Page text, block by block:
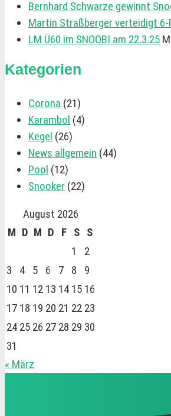
Bernhard Schwarze gewinnt
Martin Straßberger verteidigt
LM Ü60 im SNOOBI am 22.3.25
Kategorien
Corona (21)
Karambol (4)
Kegel (26)
News allgemein (44)
Pool (12)
Snooker (22)
August 2026
M D M D F S S
1
2
3
4 5 6 7 8
9
10 11 12 13 14 15 16
17 18 19 20 21 22 23
24 25 26 27 28 29 30
31
« März